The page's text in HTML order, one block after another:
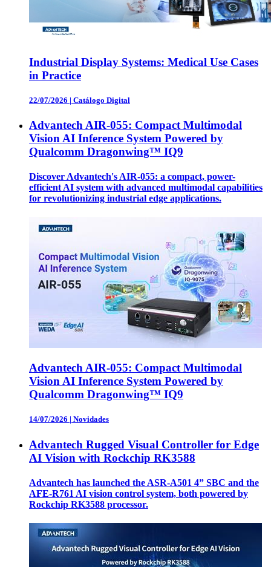
Industrial Display Systems: Medical Use Cases
in Practice
22/07/2026 | Catálogo Digital
Advantech AIR-055: Compact Multimodal
Vision AI Inference System Powered by
Qualcomm Dragonwing™ IQ9
Discover Advantech's AIR-055: a compact, power-
efficient AI system with advanced multimodal capabilities
for revolutionizing industrial edge applications.
Advantech AIR-055: Compact Multimodal
Vision AI Inference System Powered by
Qualcomm Dragonwing™ IQ9
14/07/2026 | Novidades
Advantech Rugged Visual Controller for Edge
AI Vision with Rockchip RK3588
Advantech has launched the ASR-A501 4” SBC and the
AFE-R761 AI vision control system, both powered by
Rockchip RK3588 processor.